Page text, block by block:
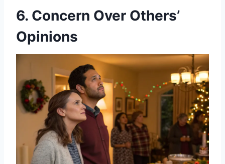
6. Concern Over Others’
Opinions